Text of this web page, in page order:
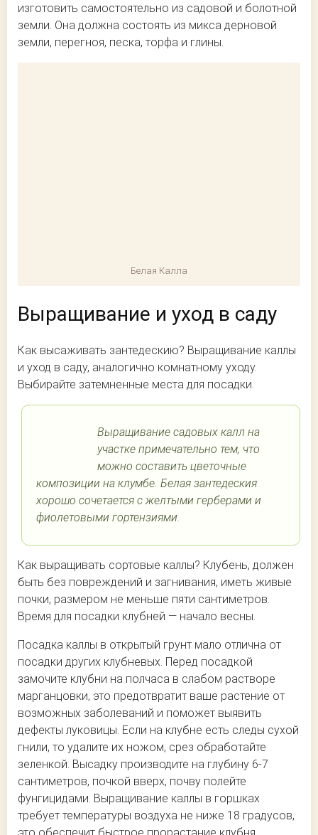
изготовить самостоятельно из садовой и болотной
земли. Она должна состоять из микса дерновой
земли, перегноя, песка, торфа и глины.
Белая Калла
Выращивание и уход в саду
Как высаживать зантедескию? Выращивание каллы
и уход в саду, аналогично комнатному уходу.
Выбирайте затемненные места для посадки.
Выращивание садовых калл на
участке примечательно тем, что
можно составить цветочные
композиции на клумбе. Белая зантедеския
хорошо сочетается с желтыми герберами и
фиолетовыми гортензиями.
Как выращивать сортовые каллы? Клубень, должен
быть без повреждений и загнивания, иметь живые
почки, размером не меньше пяти сантиметров.
Время для посадки клубней — начало весны.
Посадка каллы в открытый грунт мало отлична от
посадки других клубневых. Перед посадкой
замочите клубни на полчаса в слабом растворе
марганцовки, это предотвратит ваше растение от
возможных заболеваний и поможет выявить
дефекты луковицы. Если на клубне есть следы сухой
гнили, то удалите их ножом, срез обработайте
зеленкой. Высадку производите на глубину 6-7
сантиметров, почкой вверх, почву полейте
фунгицидами. Выращивание каллы в горшках
требует температуры воздуха не ниже 18 градусов,